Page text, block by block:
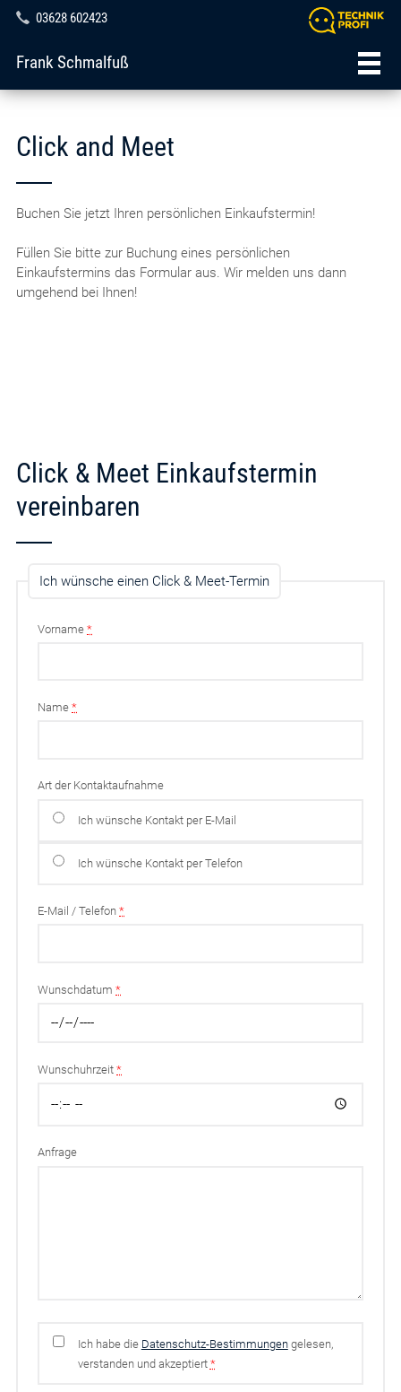
03628 602423
Frank Schmalfuß
Click and Meet
Buchen Sie jetzt Ihren persönlichen Einkaufstermin!
Füllen Sie bitte zur Buchung eines persönlichen
Einkaufstermins das Formular aus. Wir melden uns dann
umgehend bei Ihnen!
Click & Meet Einkaufstermin
vereinbaren
Ich wünsche einen Click & Meet-Termin
Vorname*
Name*
Art der Kontaktaufnahme
Ich wünsche Kontakt per E-Mail
Ich wünsche Kontakt per Telefon
E-Mail / Telefon*
Wunschdatum*
Wunschuhrzeit*
Anfrage
Ich habe die Datenschutz-Bestimmungengelesen,
verstanden und akzeptiert *